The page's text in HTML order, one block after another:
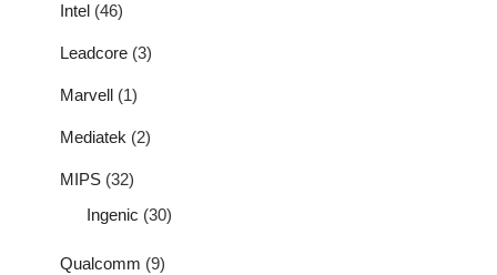
Intel (46)
Leadcore (3)
Marvell (1)
Mediatek (2)
MIPS (32)
Ingenic (30)
Qualcomm (9)